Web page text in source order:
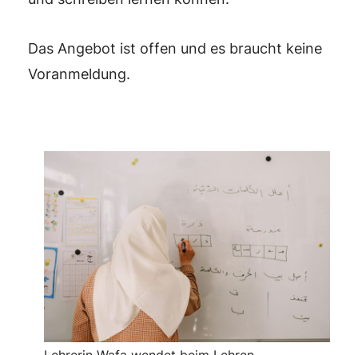
Das Angebot ist offen und es braucht keine
Voranmeldung.